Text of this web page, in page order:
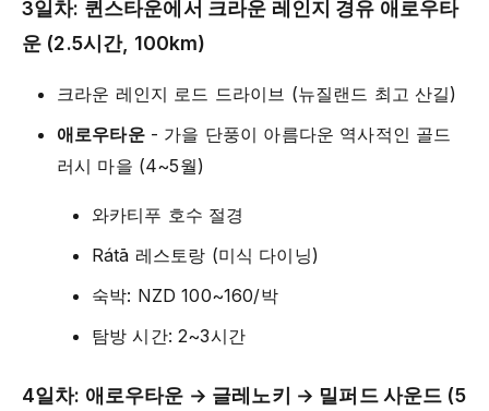
3일차: 퀸스타운에서 크라운 레인지 경유 애로우타
운 (2.5시간, 100km)
크라운 레인지 로드 드라이브 (뉴질랜드 최고 산길)
애로우타운- 가을 단풍이 아름다운 역사적인 골드
러시 마을 (4~5월)
와카티푸 호수 절경
Rátā 레스토랑 (미식 다이닝)
숙박: NZD 100~160/박
탐방 시간: 2~3시간
4일차: 애로우타운 → 글레노키 → 밀퍼드 사운드 (5